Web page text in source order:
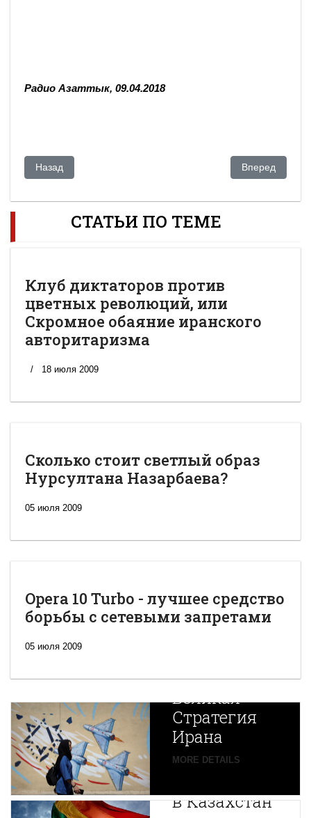
Радио Азаттык, 09.04.2018
Предыдущий: РУКИ ПРОЧЬ ОТ ГАЗЕТЫ «ДАТ»
Назад Следующий:
Вперед
СТАТЬИ ПО ТЕМЕ
Клуб диктаторов против
цветных революций, или
Скромное обаяние иранского
авторитаризма
18 июля 2009
Сколько стоит светлый образ
Нурсултана Назарбаева?
05 июля 2009
Opera 10 Turbo - лучшее средство
борьбы с сетевыми запретами
05 июля 2009
Новая
Великая
Стратегия
Ирана
MORE DETAILS
Путин
в Казахстан
Центральной